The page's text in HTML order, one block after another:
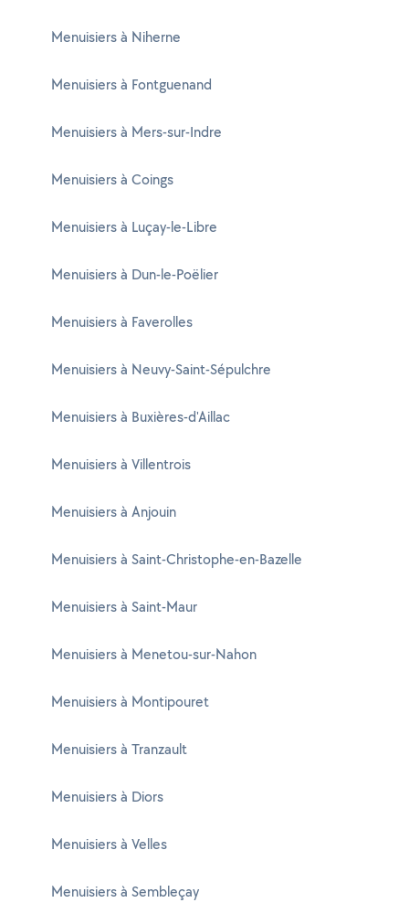
Menuisiers à Niherne
Menuisiers à Fontguenand
Menuisiers à Mers-sur-Indre
Menuisiers à Coings
Menuisiers à Luçay-le-Libre
Menuisiers à Dun-le-Poëlier
Menuisiers à Faverolles
Menuisiers à Neuvy-Saint-Sépulchre
Menuisiers à Buxières-d'Aillac
Menuisiers à Villentrois
Menuisiers à Anjouin
Menuisiers à Saint-Christophe-en-Bazelle
Menuisiers à Saint-Maur
Menuisiers à Menetou-sur-Nahon
Menuisiers à Montipouret
Menuisiers à Tranzault
Menuisiers à Diors
Menuisiers à Velles
Menuisiers à Sembleçay